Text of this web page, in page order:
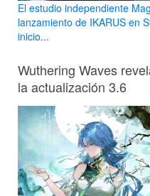
El estudio independiente
lanzamiento de IKARUS en
inicio...
Wuthering Waves
la actualización 3.6